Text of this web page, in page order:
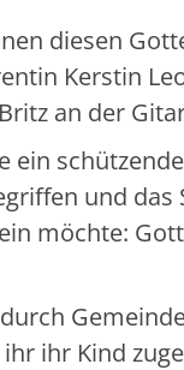
diesen
Kerstin
an der
ein
und das
möchte: Gott
ihr Kind